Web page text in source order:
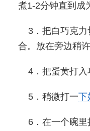
煮1-2分钟直到成
3．把白巧克
合。放在旁边稍许
4．把蛋黄打入
5．稍微打一下
6．在一个碗